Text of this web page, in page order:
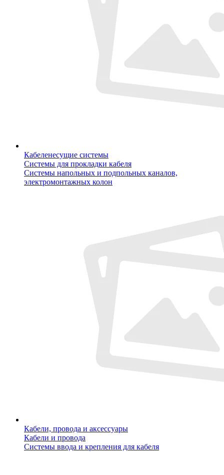
Кабеленесущие системы
Системы для прокладки кабеля
Системы напольных и подпольных каналов,
электромонтажных колон
Кабели, провода и аксессуары
Кабели и провода
Системы ввода и крепления для кабеля